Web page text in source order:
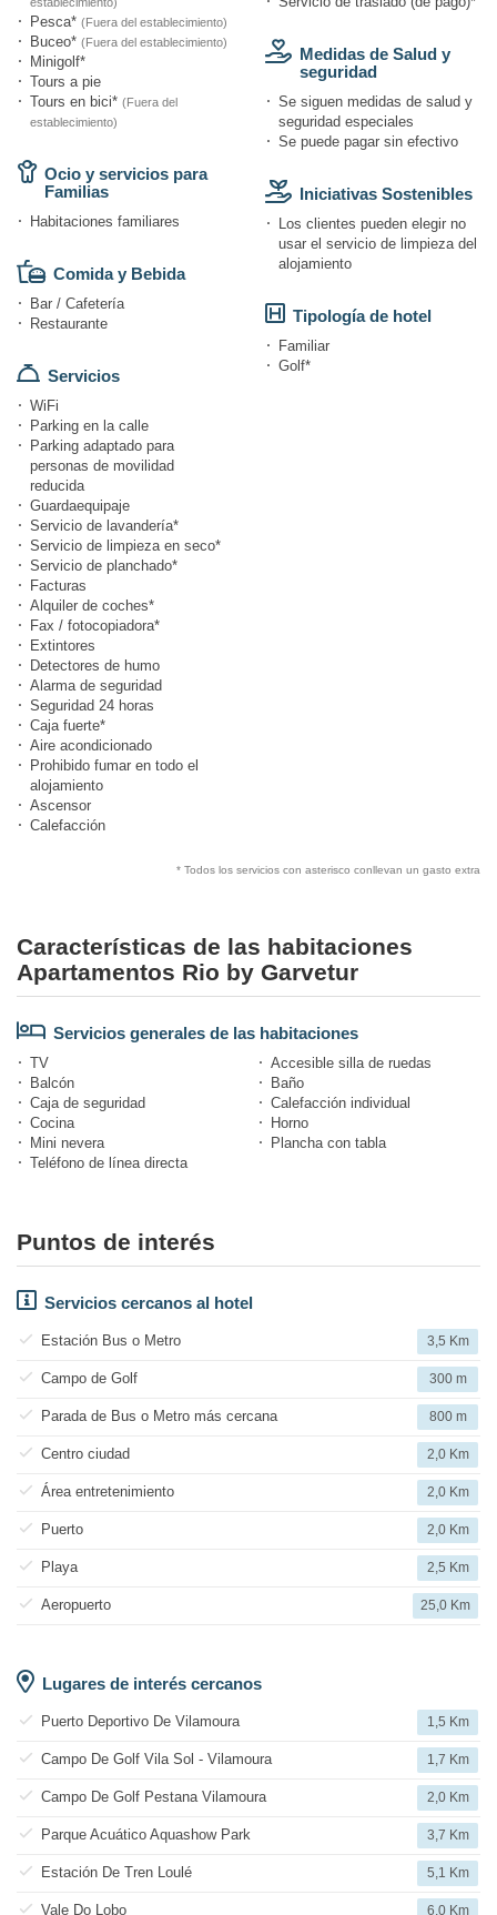
Pesca* (Fuera del establecimiento)
Buceo* (Fuera del establecimiento)
Minigolf*
Tours a pie
Tours en bici* (Fuera del
establecimiento)
Ocio y servicios para
Familias
Habitaciones familiares
Comida y Bebida
Bar / Cafetería
Restaurante
Servicios
WiFi
Parking en la calle
Parking adaptado para
personas de movilidad
reducida
Guardaequipaje
Servicio de lavandería*
Servicio de limpieza en seco*
Servicio de planchado*
Facturas
Alquiler de coches*
Fax / fotocopiadora*
Extintores
Detectores de humo
Alarma de seguridad
Seguridad 24 horas
Caja fuerte*
Aire acondicionado
Prohibido fumar en todo el
alojamiento
Ascensor
Calefacción
Medidas de Salud y
seguridad
Se siguen medidas de salud y
seguridad especiales
Se puede pagar sin efectivo
Iniciativas Sostenibles
Los clientes pueden elegir no
usar el servicio de limpieza del
alojamiento
Tipología de hotel
Familiar
Golf*
* Todos los servicios con asterisco conllevan un gasto extra
Características de las habitaciones
Apartamentos Rio by Garvetur
Servicios generales de las habitaciones
TV
Accesible silla de ruedas
Balcón
Baño
Caja de seguridad
Calefacción individual
Cocina
Horno
Mini nevera
Plancha con tabla
Teléfono de línea directa
Puntos de interés
Servicios cercanos al hotel
Estación Bus o Metro 3,5 Km
Campo de Golf 300 m
Parada de Bus o Metro más cercana 800 m
Centro ciudad 2,0 Km
Área entretenimiento 2,0 Km
Puerto 2,0 Km
Playa 2,5 Km
Aeropuerto 25,0 Km
Lugares de interés cercanos
Puerto Deportivo De Vilamoura 1,5 Km
Campo De Golf Vila Sol - Vilamoura 1,7 Km
Campo De Golf Pestana Vilamoura 2,0 Km
Parque Acuático Aquashow Park 3,7 Km
Estación De Tren Loulé 5,1 Km
Vale Do Lobo 6,0 Km